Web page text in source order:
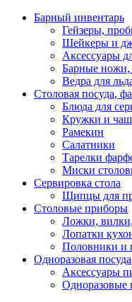
Барный инвентарь
Гейзеры,
Шейкеры и
Аксессуары
Барные ножи,
Ведра для
Столовая посуда,
Блюда для
Кружки и
Рамекин
Салатники
Тарелки
Миски
Сервировка стола
Щипцы для
Столовые приборы
Ложки,
Лопатки
Половники и
Одноразовая посуда
Аксессуары
Одноразовые